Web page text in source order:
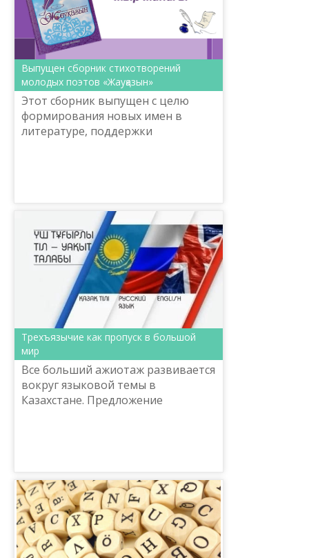
Выпущен сборник стихотворений
молодых поэтов «Жауқазын»
Этот сборник выпущен с целю
формирования новых имен в
литературе, поддержки
Трехъязычие как пропуск в большой
мир
Все больший ажиотаж развивается
вокруг языковой темы в
Казахстане. Предложение